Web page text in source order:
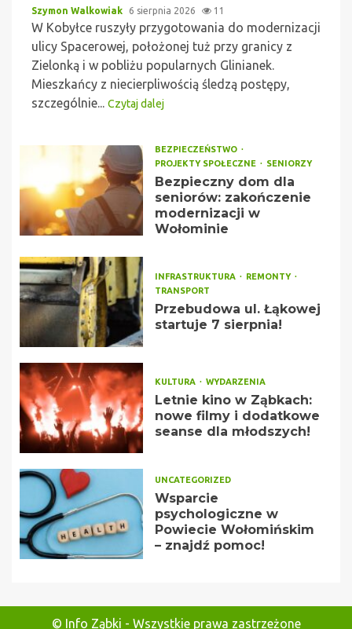
Szymon Walkowiak 6 sierpnia 2026 11
W Kobyłce ruszyły przygotowania do modernizacji
ulicy Spacerowej, położonej tuż przy granicy z
Zielonką i w pobliżu popularnych Glinianek.
Mieszkańcy z niecierpliwością śledzą postępy,
szczególnie... Czytaj dalej
BEZPIECZEŃSTWO
PROJEKTY SPOŁECZNE
SENIORZY
Bezpieczny dom dla
seniorów: zakończenie
modernizacji w
Wołominie
INFRASTRUKTURA
REMONTY
TRANSPORT
Przebudowa ul. Łąkowej
startuje 7 sierpnia!
KULTURA WYDARZENIA
Letnie kino w Ząbkach:
nowe filmy i dodatkowe
seanse dla młodszych!
UNCATEGORIZED
Wsparcie
psychologiczne w
Powiecie Wołomińskim
– znajdź pomoc!
© Info Ząbki - Wszystkie prawa zastrzeżone